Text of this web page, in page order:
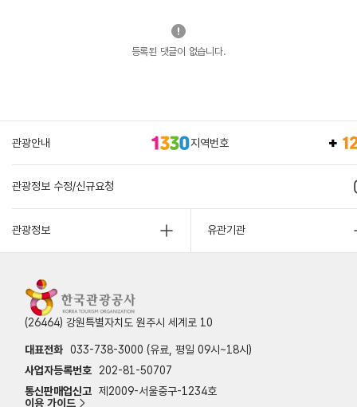
등록된 댓글이 없습니다.
관광안내 지역번호
관광정보 수정/신규요청
관광정보 유관기관
(26464) 강원특별자치도 원주시 세계로 10
대표전화 033-738-3000 (유료, 평일 09시~18시)
사업자등록번호
202-81-50707
통신판매업신고 제2009-서울중구-1234호
이용 가이드